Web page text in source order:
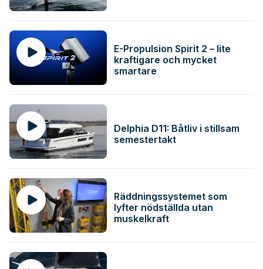
E-Propulsion Spirit 2 – lite
kraftigare och mycket
smartare
Delphia D11: Båtliv i stillsam
semestertakt
Räddningssystemet som
lyfter nödställda utan
muskelkraft